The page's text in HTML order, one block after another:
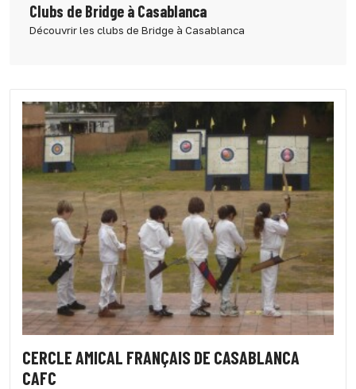
Clubs de Bridge à Casablanca
Découvrir les clubs de Bridge à Casablanca
CERCLE AMICAL FRANÇAIS DE CASABLANCA
CAFC